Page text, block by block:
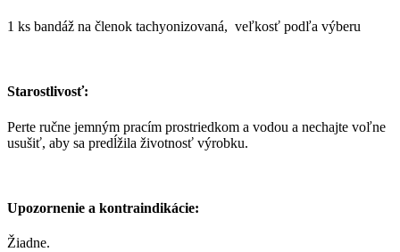
1 ks bandáž na členok tachyonizovaná, veľkosť podľa výberu
Starostlivosť:
Perte ručne jemným pracím prostriedkom a vodou a nechajte voľne
usušiť, aby sa predĺžila životnosť výrobku.
Upozornenie a kontraindikácie:
Žiadne.